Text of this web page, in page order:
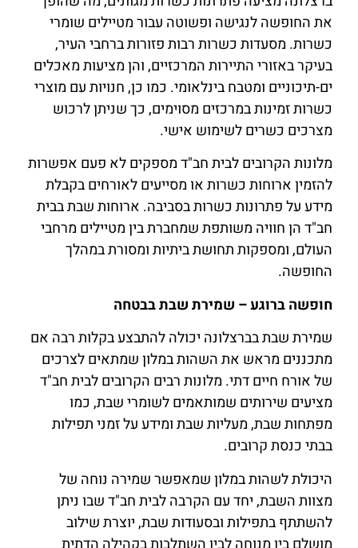
את החופשה לנגישה ופשוטה עבור מטיילים שומרי
כשרות. מסעדות כשרות רבות פזורות ברחבי העיר,
בעיקר באזורי התיירות המרכזיים, והן מציעות מאכלים
ים-תיכוניים ומטבח בינלאומי. כמו כן, חנויות עם מוצרי
כשרות זמינות במרכזים מסוימים, כך שניתן לרכוש
מצרכים כשרים לשימוש אישי.
מלונות הקרובים לבית חב"ד מספקים לא פעם אפשרות
להזמין ארוחות כשרות או מסייעים לאורחים בקבלת
מידע על פתרונות כשרות בסביבה. ארוחות שבת בבית
חב"ד הן חוויה משותפת שמחברת בין מטיילים מרחבי
העולם, ומספקות תחושת ביתיות ומסורת במהלך
החופשה.
חופשה ברוגע – שמירת שבת בבטחה
שמירת שבת בברצלונה יכולה להתבצע בקלות רבה אם
מתכננים מראש את השהות במלון שמתאים לצרכים
של אורח חיים דתי. מלונות רבים הקרובים לבית חב"ד
מציעים שירותים שמותאמים לשומרי שבת, כמו
מפתחות שבת, מעליות שבת ומידע על זמני תפילות
בבתי כנסת קרובים.
היכולת לשהות במלון שמאפשר שמירה נוחה של
מצוות השבת, יחד עם הקרבה לבית חב"ד שבו ניתן
להשתתף בתפילות ובסעודות שבת, יוצרת שילוב